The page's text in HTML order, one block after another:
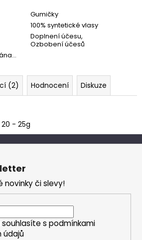
Gumičky
100% syntetické vlasy
Doplnení účesu,
Ozbobení účesů
(2) Hodnocení Diskuze
- 25g
novinky či slevy!
s podmínkami
údajů